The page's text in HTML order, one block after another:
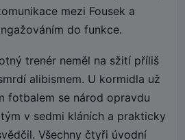
mezi Fousek a
do funkce.
trenér neměl na sžití příliš
alibismem. U kormidla už
fotbalem se národ opravdu
v sedmi kláních a prakticky
Všechny čtyři úvodní